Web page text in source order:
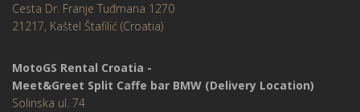
Cesta Dr. Franje Tuđmana 1270
21217, Kaštel Štafilić (Croatia)
MotoGS Rental Croatia -
Meet&Greet Split Caffe bar BMW (Delivery Location)
Solinska ul. 74